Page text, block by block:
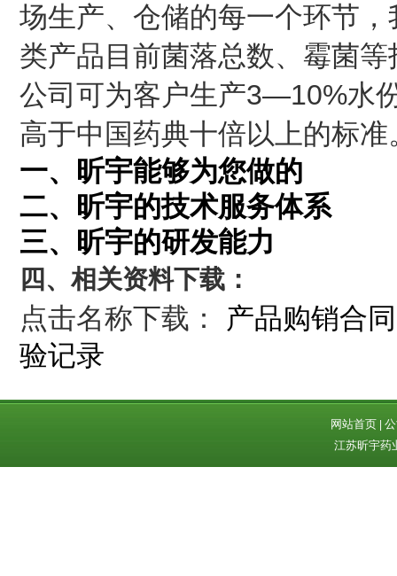
场生产、仓储的每一个环节
类产品目前菌落总数、霉菌
公司可为客户生产3—10%水
高于中国药典十倍以上的标准
一、昕宇能够为您做的
二、昕宇的技术服务体系
三、昕宇的研发能力
四、相关资料下载：
点击名称下载： 产品购销合同
验记录
网站首页
江苏昕宇药